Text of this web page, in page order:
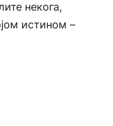
некога,
истином –